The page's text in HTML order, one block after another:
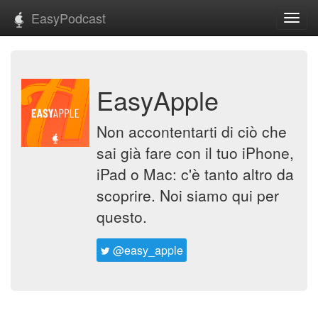
EasyPodcast
EasyApple
Non accontentarti di ciò che
sai già fare con il tuo iPhone,
iPad o Mac: c'è tanto altro da
scoprire. Noi siamo qui per
questo.
@easy_apple